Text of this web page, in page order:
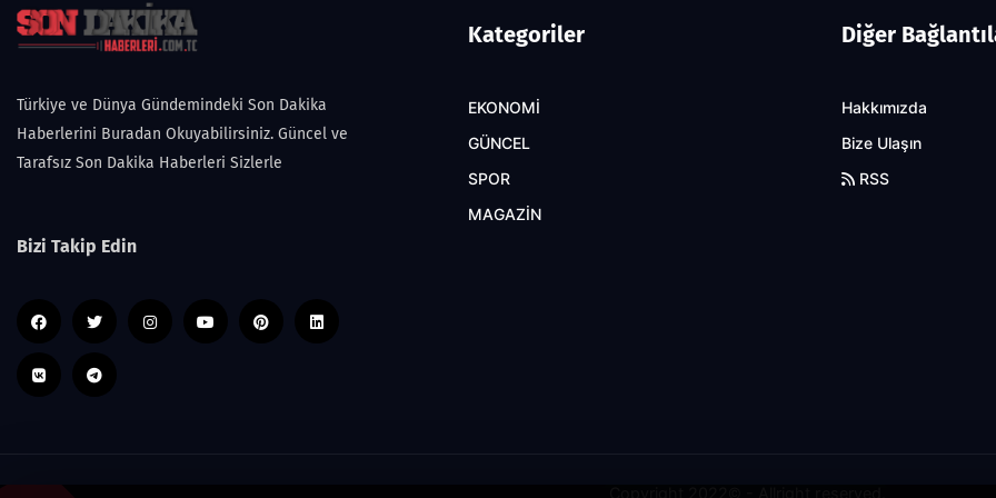
Türkiye ve Dünya Gündemindeki Son Dakika
Haberlerini Buradan Okuyabilirsiniz. Güncel ve
Tarafsız Son Dakika Haberleri Sizlerle
Bizi Takip Edin
Kategoriler
EKONOMİ
GÜNCEL
SPOR
MAGAZİN
Diğer
Hakkımızda
Bize Ulaşın
RSS